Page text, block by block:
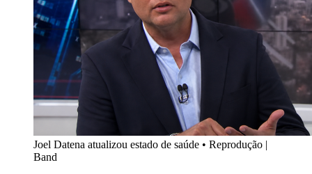
Joel Datena atualizou estado de saúde • Reprodução |
Band